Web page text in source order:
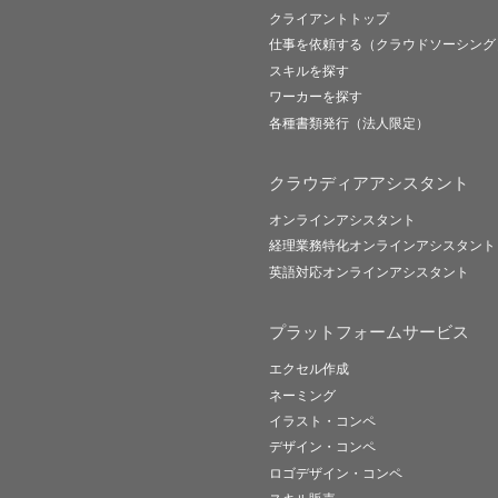
クライアントトップ
仕事を依頼する（クラウドソーシング
スキルを探す
ワーカーを探す
各種書類発行（法人限定）
クラウディアアシスタント
オンラインアシスタント
経理業務特化オンラインアシスタント
英語対応オンラインアシスタント
プラットフォームサービス
エクセル作成
ネーミング
イラスト・コンペ
デザイン・コンペ
ロゴデザイン・コンペ